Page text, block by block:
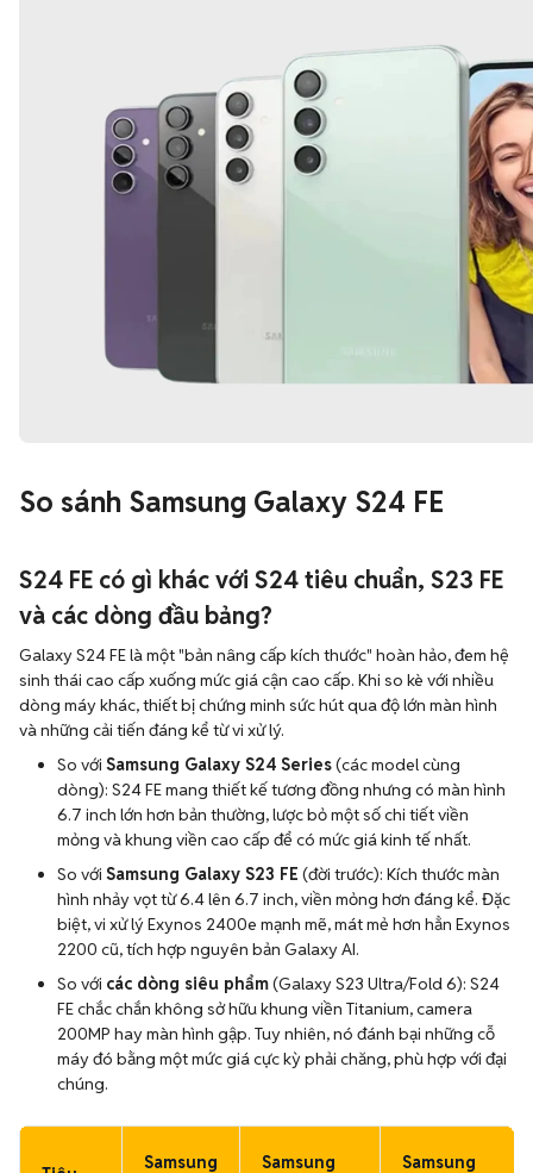
So sánh Samsung Galaxy S24 FE
S24 FE có gì khác với S24 tiêu chuẩn, S23 FE
và các dòng đầu bảng?
Galaxy S24 FE là một "bản nâng cấp kích thước" hoàn hảo, đem hệ
sinh thái cao cấp xuống mức giá cận cao cấp. Khi so kè với nhiều
dòng máy khác, thiết bị chứng minh sức hút qua độ lớn màn hình
và những cải tiến đáng kể từ vi xử lý.
So với Samsung Galaxy S24 Series(các model cùng
dòng): S24 FE mang thiết kế tương đồng nhưng có màn hình
6.7 inch lớn hơn bản thường, lược bỏ một số chi tiết viền
mỏng và khung viền cao cấp để có mức giá kinh tế nhất.
So với Samsung Galaxy S23 FE (đời trước): Kích thước màn
hình nhảy vọt từ 6.4 lên 6.7 inch, viền mỏng hơn đáng kể. Đặc
biệt, vi xử lý Exynos 2400e mạnh mẽ, mát mẻ hơn hẳn Exynos
2200 cũ, tích hợp nguyên bản Galaxy AI.
So với các dòng siêu phẩm(Galaxy S23 Ultra/Fold 6): S24
FE chắc chắn không sở hữu khung viền Titanium, camera
200MP hay màn hình gập. Tuy nhiên, nó đánh bại những cỗ
máy đó bằng một mức giá cực kỳ phải chăng, phù hợp với đại
chúng.
Samsung Samsung Samsung